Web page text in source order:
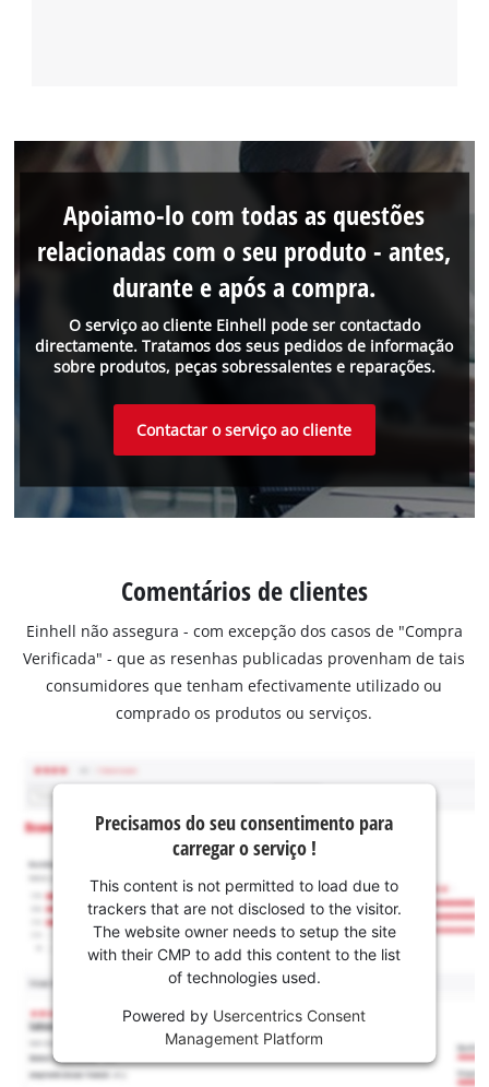
O serviço ao cliente Einhell pode ser contactado
directamente. Tratamos dos seus pedidos de informação
sobre produtos, peças sobressalentes e reparações.
Apoiamo-lo com todas as questões
relacionadas com o seu produto - antes,
durante e após a compra.
Contactar o serviço ao cliente
Comentários de clientes
Einhell não assegura - com excepção dos casos de "Compra
Verificada" - que as resenhas publicadas provenham de tais
consumidores que tenham efectivamente utilizado ou
comprado os produtos ou serviços.
Precisamos do seu consentimento para
carregar o serviço !
This content is not permitted to load due to
trackers that are not disclosed to the visitor.
The website owner needs to setup the site
with their CMP to add this content to the list
of technologies used.
Powered by Usercentrics Consent
Management Platform